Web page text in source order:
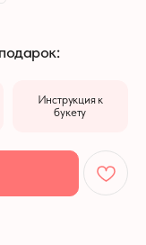
Инструкция к
букету